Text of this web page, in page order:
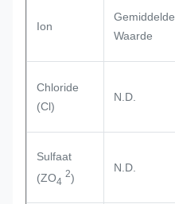
Ion
Gemiddelde
Waarde
Chloride
(Cl)
N.D.
Sulfaat
(ZO4
2)
N.D.